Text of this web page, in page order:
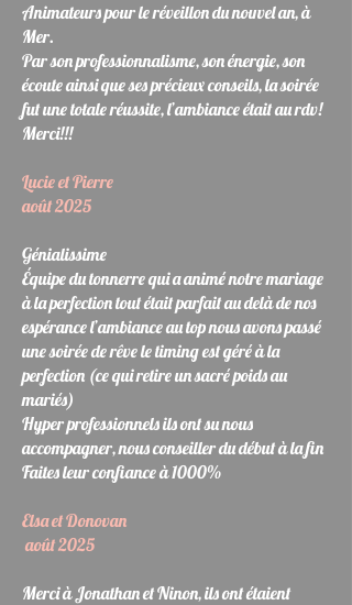
Animateurspour le réveillon du nouvel an, à
Mer.
Par son professionnalisme, son énergie, son
écoute ainsi que ses précieux conseils, la soirée
fut une totale réussite, l’ambiance était au rdv!
Merci!!!
Lucie et Pierre
août 2025
Génialissime
Équipe du tonnerre qui a animé notre mariage
à la perfection tout était parfait au delà de nos
espérance l’ambiance au top nous avons passé
une soirée de rêve le timing est géré à la
perfection (ce qui retire un sacré poids au
mariés)
Hyper professionnels ils ont su nous
accompagner, nous conseiller du début à la fin
Faites leur confiance à 1000%
Elsa et Donovan
août 2025
Merci à Jonathan et Ninon, ils ont étaient